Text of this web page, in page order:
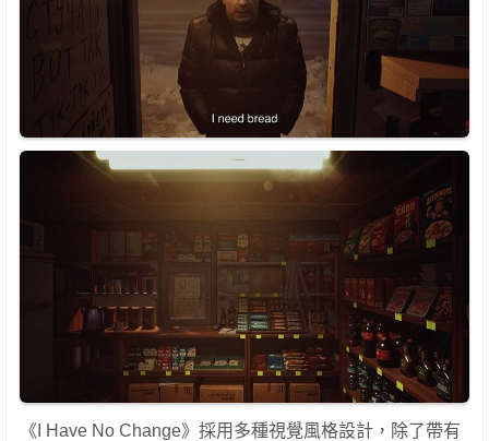
《I Have No Change》採用多種視覺風格設計，除了帶有